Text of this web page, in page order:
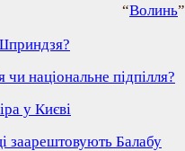
“Волинь”
чи національне підпілля?
у Києві
заарештовують Балабу